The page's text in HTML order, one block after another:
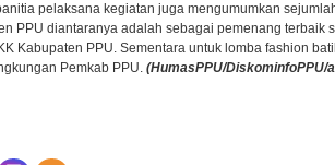
pelaksana kegiatan juga mengumumkan
PPU diantaranya adalah sebagai pemenang terbaik
Kabupaten PPU. Sementara untuk lomba fashion
Pemkab PPU. (HumasPPU/DiskominfoPPU/